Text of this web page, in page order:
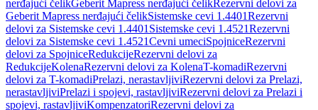
nerđajući čelikGeberit Mapress nerđajući čelikRezervni delovi za
Geberit Mapress nerđajući čelikSistemske cevi 1.4401Rezervni
delovi za Sistemske cevi 1.4401 Sistemske cevi 1.4521Rezervni
delovi za Sistemske cevi 1.4521Cevni umeciSpojniceRezervni
delovi za SpojniceRedukcijeRezervni delovi za
RedukcijeKolenaRezervni delovi za KolenaT-komadiRezervni
delovi za T-komadiPrelazi, nerastavljiviRezervni delovi za Prelazi,
nerastavljiviPrelazi i spojevi, rastavljiviRezervni delovi za Prelazi i
spojevi, rastavljiviKompenzatoriRezervni delovi za